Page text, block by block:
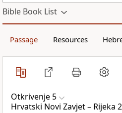
Bible Book List
Passage Resources
Otkrivenje 5
Hrvatski Novi Zavjet – Rijeka